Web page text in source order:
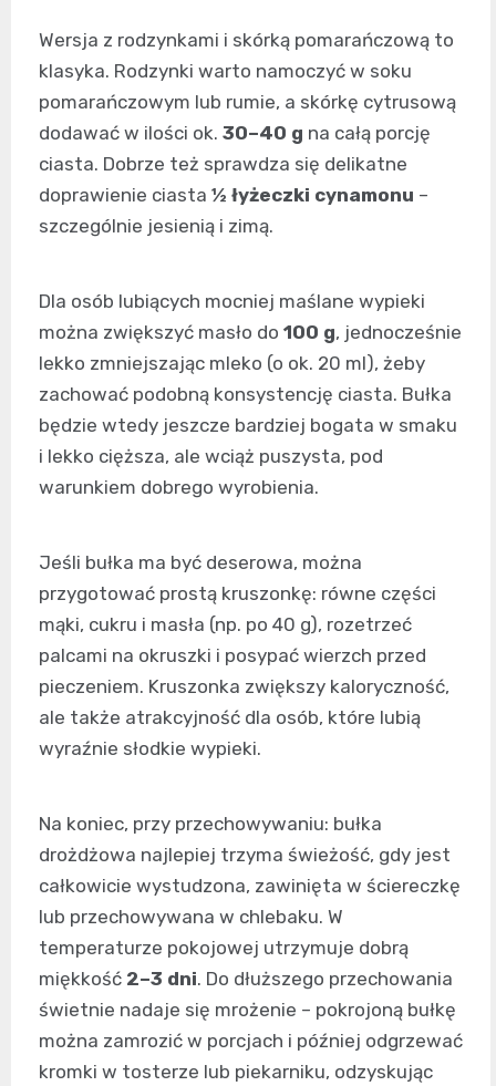
Wersja z rodzynkami i skórką pomarańczową to
klasyka. Rodzynki warto namoczyć w soku
pomarańczowym lub rumie, a skórkę cytrusową
dodawać w ilości ok. 30–40 g na całą porcję
ciasta. Dobrze też sprawdza się delikatne
doprawienie ciasta ½ łyżeczki cynamonu –
szczególnie jesienią i zimą.
Dla osób lubiących mocniej maślane wypieki
można zwiększyć masło do 100 g, jednocześnie
lekko zmniejszając mleko (o ok. 20 ml), żeby
zachować podobną konsystencję ciasta. Bułka
będzie wtedy jeszcze bardziej bogata w smaku
i lekko cięższa, ale wciąż puszysta, pod
warunkiem dobrego wyrobienia.
Jeśli bułka ma być deserowa, można
przygotować prostą kruszonkę: równe części
mąki, cukru i masła (np. po 40 g), rozetrzeć
palcami na okruszki i posypać wierzch przed
pieczeniem. Kruszonka zwiększy kaloryczność,
ale także atrakcyjność dla osób, które lubią
wyraźnie słodkie wypieki.
Na koniec, przy przechowywaniu: bułka
drożdżowa najlepiej trzyma świeżość, gdy jest
całkowicie wystudzona, zawinięta w ściereczkę
lub przechowywana w chlebaku. W
temperaturze pokojowej utrzymuje dobrą
miękkość 2–3 dni. Do dłuższego przechowania
świetnie nadaje się mrożenie – pokrojoną bułkę
można zamrozić w porcjach i później odgrzewać
kromki w tosterze lub piekarniku, odzyskując